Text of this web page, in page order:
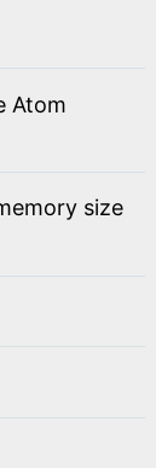
Atom
size